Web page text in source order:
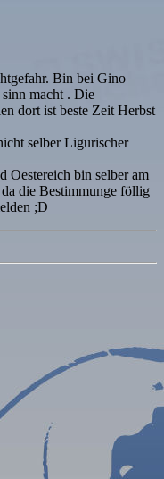
Bin bei Gino
macht . Die
dort ist beste Zeit Herbst
selber Ligurischer
Oestereich bin selber am
die Bestimmunge föllig
;D